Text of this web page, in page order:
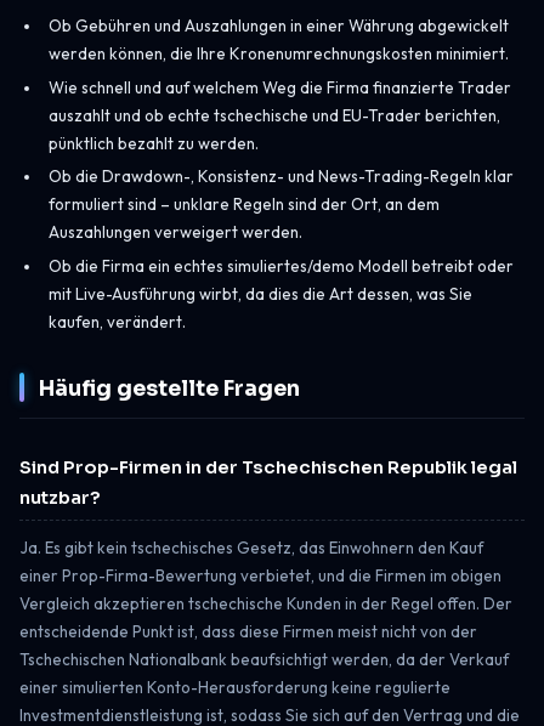
Ob Gebühren und Auszahlungen in einer Währung abgewickelt
werden können, die Ihre Kronenumrechnungskosten minimiert.
Wie schnell und auf welchem Weg die Firma finanzierte Trader
auszahlt und ob echte tschechische und EU-Trader berichten,
pünktlich bezahlt zu werden.
Ob die Drawdown-, Konsistenz- und News-Trading-Regeln klar
formuliert sind – unklare Regeln sind der Ort, an dem
Auszahlungen verweigert werden.
Ob die Firma ein echtes simuliertes/demo Modell betreibt oder
mit Live-Ausführung wirbt, da dies die Art dessen, was Sie
kaufen, verändert.
Häufig gestellte Fragen
Sind Prop-Firmen in der Tschechischen Republik legal
nutzbar?
Ja. Es gibt kein tschechisches Gesetz, das Einwohnern den Kauf
einer Prop-Firma-Bewertung verbietet, und die Firmen im obigen
Vergleich akzeptieren tschechische Kunden in der Regel offen. Der
entscheidende Punkt ist, dass diese Firmen meist nicht von der
Tschechischen Nationalbank beaufsichtigt werden, da der Verkauf
einer simulierten Konto-Herausforderung keine regulierte
Investmentdienstleistung ist, sodass Sie sich auf den Vertrag und die